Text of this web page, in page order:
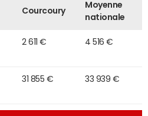
Courcoury
Moyenne
nationale
2 611 € 4 516 €
31 855 € 33 939 €